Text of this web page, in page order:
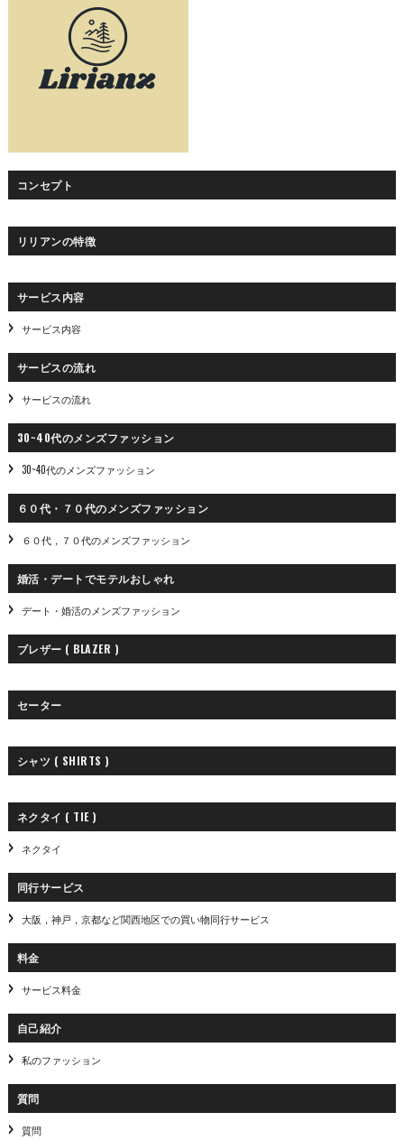
コンセプト
リリアンの特徴
サービス内容
サービス内容
サービスの流れ
サービスの流れ
30~40代のメンズファッション
30~40代のメンズファッション
６０代・７０代のメンズファッション
６０代，７０代のメンズファッション
婚活・デートでモテルおしゃれ
デート・婚活のメンズファッション
ブレザー ( BLAZER )
セーター
シャツ ( SHIRTS )
ネクタイ ( TIE )
ネクタイ
同行サービス
大阪，神戸，京都など関西地区での買い物同行サービス
料金
サービス料金
自己紹介
私のファッション
質問
質問